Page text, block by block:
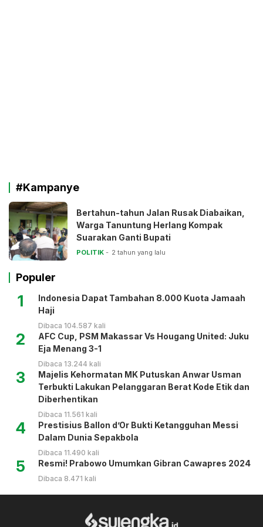
#Kampanye
Bertahun-tahun Jalan Rusak Diabaikan,
Warga Tanuntung Herlang Kompak
Suarakan Ganti Bupati
POLITIK 2 tahun yang lalu
Populer
1
Indonesia Dapat Tambahan 8.000 Kuota Jamaah
Haji
Dibaca 104.587 kali
2
AFC Cup, PSM Makassar Vs Hougang United: Juku
Eja Menang 3-1
Dibaca 13.244 kali
3
Majelis Kehormatan MK Putuskan Anwar Usman
Terbukti Lakukan Pelanggaran Berat Kode Etik dan
Diberhentikan
Dibaca 11.561 kali
4
Prestisius Ballon d’Or Bukti Ketangguhan Messi
Dalam Dunia Sepakbola
Dibaca 11.490 kali
5 Resmi! Prabowo Umumkan Gibran Cawapres 2024
Dibaca 8.471 kali